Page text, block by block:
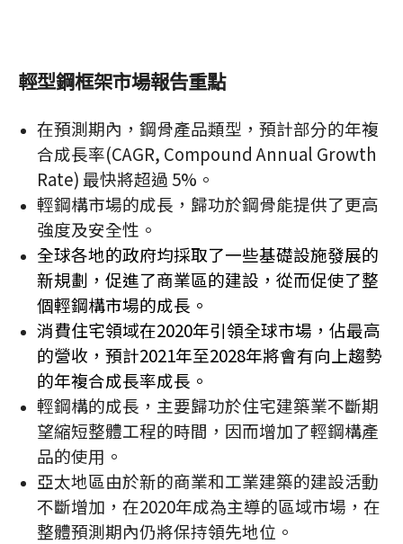
輕型鋼框架市場報告重點
在預測期內，鋼骨產品類型，預計部分的年複
合成長率(CAGR, Compound Annual Growth
Rate) 最快將超過 5%。
輕鋼構市場的成長，歸功於鋼骨能提供了更高
強度及安全性。
全球各地的政府均採取了一些基礎設施發展的
新規劃，促進了商業區的建設，從而促使了整
個輕鋼構市場的成長。
消費住宅領域在2020年引領全球市場，佔最高
的營收，預計2021年至2028年將會有向上趨勢
的年複合成長率成長。
輕鋼構的成長，主要歸功於住宅建築業不斷期
望縮短整體工程的時間，因而增加了輕鋼構產
品的使用。
亞太地區由於新的商業和工業建築的建設活動
不斷增加，在2020年成為主導的區域市場，在
整體預測期內仍將保持領先地位。